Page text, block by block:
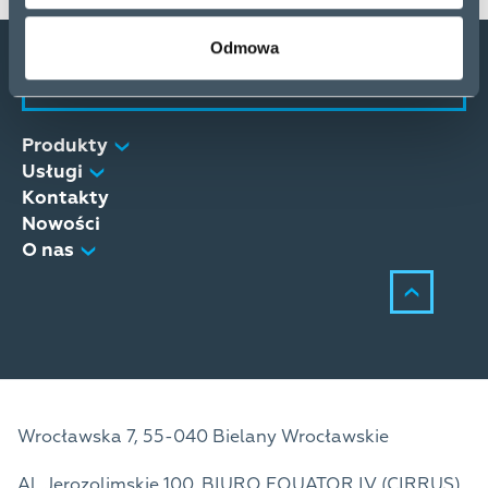
Odmowa
Zostań partnerem
Produkty
Usługi
Kontakty
Nowości
O nas
Wrocławska 7, 55-040 Bielany Wrocławskie